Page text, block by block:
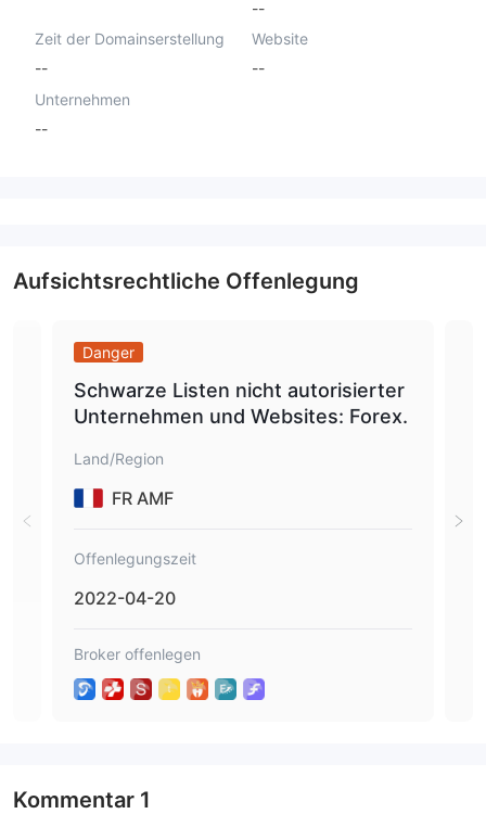
--
Zeit der Domainserstellung
--
Website
--
Unternehmen
--
Aufsichtsrechtliche Offenlegung
Danger
Schwarze Listen nicht autorisierter
Unternehmen und Websites: Forex.
Land/Region
FR AMF
Offenlegungszeit
2022-04-20
Broker offenlegen
Kommentar 1